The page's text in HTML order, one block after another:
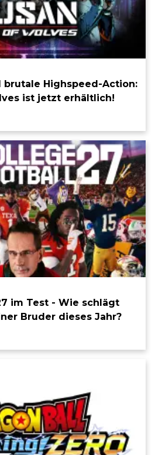
brutale Highspeed-Action:
ist jetzt erhältlich!
im Test - Wie schlägt
Bruder dieses Jahr?